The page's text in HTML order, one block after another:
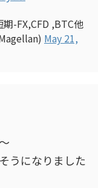
-FX,CFD ,BTC他
May 21,
うになりました